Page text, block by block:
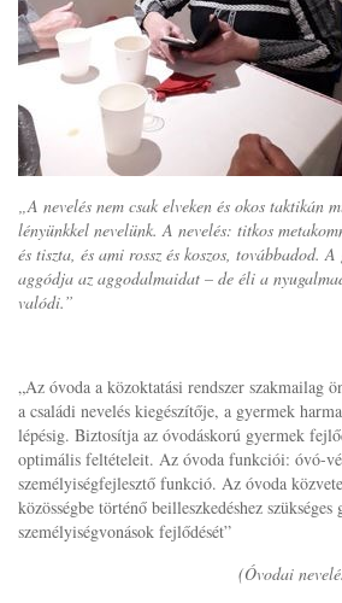
„A nevelés nem csak elveken és okos taktikán
lényünkkel nevelünk. A nevelés: titkos
és tiszta, és ami rossz és koszos, továbbadod.
aggódja az aggodalmaidat – de éli a
valódi.”
„Az óvoda a közoktatási rendszer szakmailag
a családi nevelés kiegészítője, a gyermek
lépésig. Biztosítja az óvodáskorú gyermek
optimális feltételeit. Az óvoda funkciói: óvó-
személyiségfejlesztő funkció. Az óvoda
közösségbe történő beilleszkedéshez szükséges
személyiségvonások fejlődését”
(Óvodai